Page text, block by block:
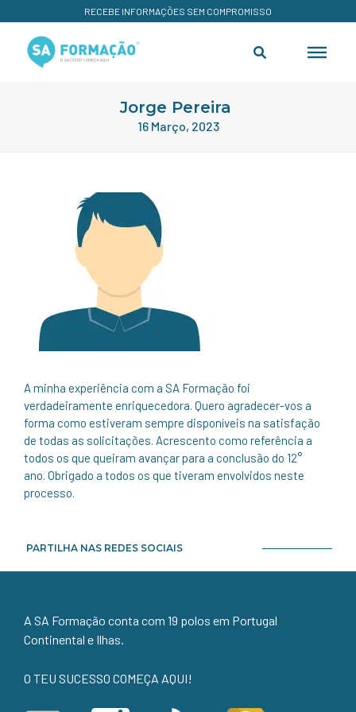
RECEBE INFORMAÇÕES SEM COMPROMISSO
Jorge Pereira
16 Março, 2023
A minha experiência com a SA Formação foi
verdadeiramente enriquecedora. Quero agradecer-vos a
forma como estiveram sempre disponíveis na satisfação
de todas as solicitações. Acrescento como referência a
todos os que queiram avançar para a conclusão do 12°
ano. Obrigado a todos os que tiveram envolvidos neste
processo.
PARTILHA NAS REDES SOCIAIS
A SA Formação conta com 19 polos em Portugal
Continental e Ilhas.
O TEU SUCESSO COMEÇA AQUI!